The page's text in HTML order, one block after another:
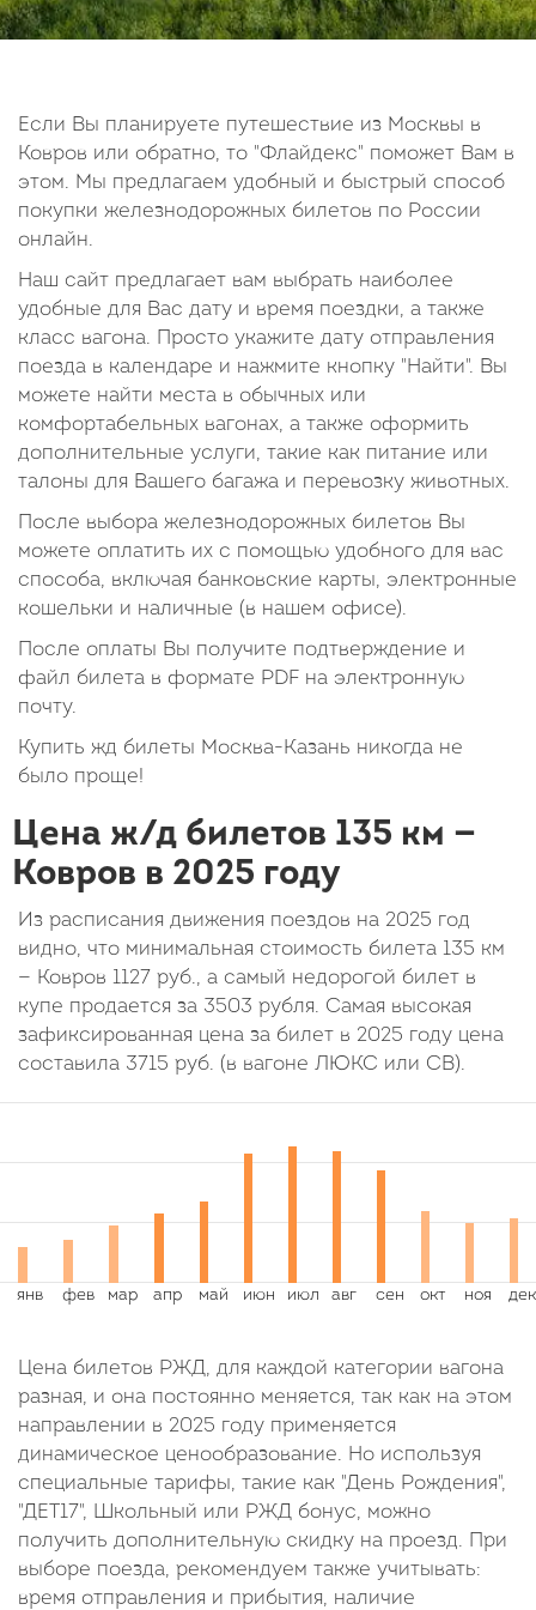
Если Вы планируете путешествие из Москвы в
Ковров или обратно, то "Флайдекс" поможет Вам в
этом. Мы предлагаем удобный и быстрый способ
покупки железнодорожных билетов по России
онлайн.
Наш сайт предлагает вам выбрать наиболее
удобные для Вас дату и время поездки, а также
класс вагона. Просто укажите дату отправления
поезда в календаре и нажмите кнопку "Найти". Вы
можете найти места в обычных или
комфортабельных вагонах, а также оформить
дополнительные услуги, такие как питание или
талоны для Вашего багажа и перевозку животных.
После выбора железнодорожных билетов Вы
можете оплатить их с помощью удобного для вас
способа, включая банковские карты, электронные
кошельки и наличные (в нашем офисе).
После оплаты Вы получите подтверждение и
файл билета в формате PDF на электронную
почту.
Купить жд билеты Москва-Казань никогда не
было проще!
Цена ж/д билетов 135 км —
Ковров в 2025 году
Из расписания движения поездов на 2025 год
видно, что минимальная стоимость билета 135 км
— Ковров 1127 руб., а самый недорогой билет в
купе продается за 3503 рубля. Самая высокая
зафиксированная цена за билет в 2025 году цена
составила 3715 руб. (в вагоне ЛЮКС или СВ).
Цена билетов РЖД, для каждой категории вагона
разная, и она постоянно меняется, так как на этом
направлении в 2025 году применяется
динамическое ценообразование. Но используя
специальные тарифы, такие как "День Рождения",
"ДЕТ17", Школьный или РЖД бонус, можно
получить дополнительную скидку на проезд. При
выборе поезда, рекомендуем также учитывать:
время отправления и прибытия, наличие
14
15 16 17 18 19
20
Октябрь 2026
5
6 7 8 9 10
11
12
13 14 15 16 17
18
19
20 21 22 23
31